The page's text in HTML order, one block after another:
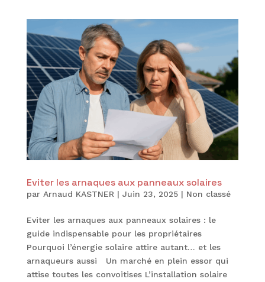
Eviter les arnaques aux panneaux solaires
par Arnaud KASTNER | Juin 23, 2025| Non classé
Eviter les arnaques aux panneaux solaires : le
guide indispensable pour les propriétaires
Pourquoi l’énergie solaire attire autant… et les
arnaqueurs aussi Un marché en plein essor qui
attise toutes les convoitises L’installation solaire